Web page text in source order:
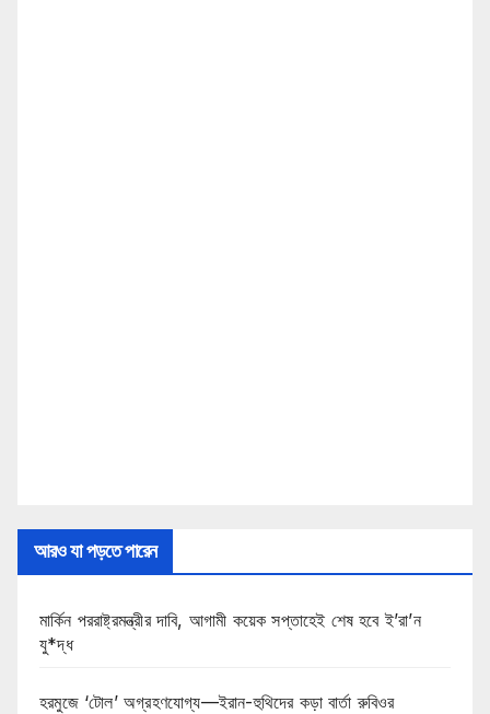
আরও যা পড়তে পারেন
মার্কিন পররাষ্ট্রমন্ত্রীর দাবি, আগামী কয়েক সপ্তাহেই শেষ হবে ই’রা’ন
যু*দ্ধ
হরমুজে ‘টোল’ অগ্রহণযোগ্য—ইরান-হুথিদের কড়া বার্তা রুবিওর